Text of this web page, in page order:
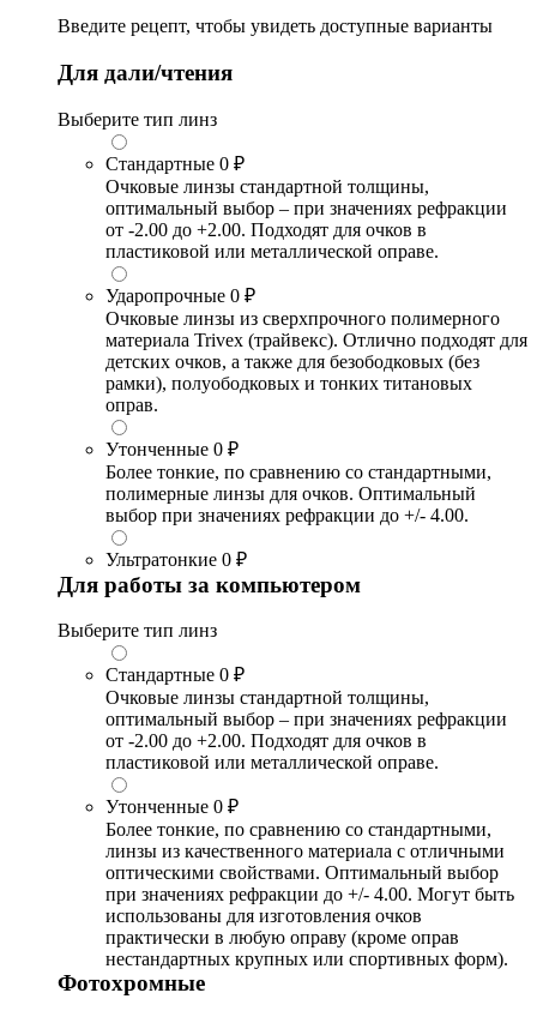
Введите рецепт, чтобы увидеть доступные варианты
Для дали/чтения
Выберите тип линз
Стандартные 0 ₽
Очковые линзы стандартной толщины,
оптимальный выбор – при значениях рефракции
от -2.00 до +2.00. Подходят для очков в
пластиковой или металлической оправе.
Ударопрочные 0 ₽
Очковые линзы из сверхпрочного полимерного
материала Trivex (трайвекс). Отлично подходят для
детских очков, а также для безободковых (без
рамки), полуободковых и тонких титановых
оправ.
Утонченные 0 ₽
Более тонкие, по сравнению со стандартными,
полимерные линзы для очков. Оптимальный
выбор при значениях рефракции до +/- 4.00.
Ультратонкие 0 ₽
Для работы за компьютером
Выберите тип линз
Стандартные 0 ₽
Очковые линзы стандартной толщины,
оптимальный выбор – при значениях рефракции
от -2.00 до +2.00. Подходят для очков в
пластиковой или металлической оправе.
Утонченные 0 ₽
Более тонкие, по сравнению со стандартными,
линзы из качественного материала с отличными
оптическими свойствами. Оптимальный выбор
при значениях рефракции до +/- 4.00. Могут быть
использованы для изготовления очков
практически в любую оправу (кроме оправ
нестандартных крупных или спортивных форм).
Фотохромные